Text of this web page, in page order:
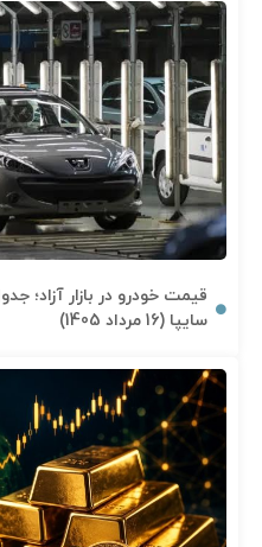
قیمت خودرو در بازار آزاد؛
سایپا (16 مرداد 1405)